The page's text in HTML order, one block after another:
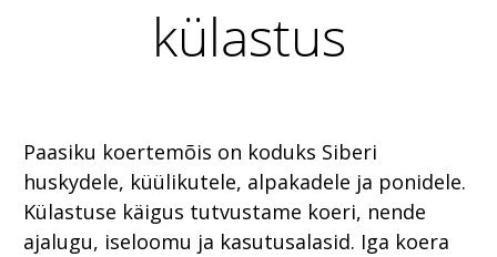
külastus
Paasiku koertemõis on koduks Siberi
huskydele, küülikutele, alpakadele ja ponidele.
Külastuse käigus tutvustame koeri, nende
ajalugu, iseloomu ja kasutusalasid. Iga koera